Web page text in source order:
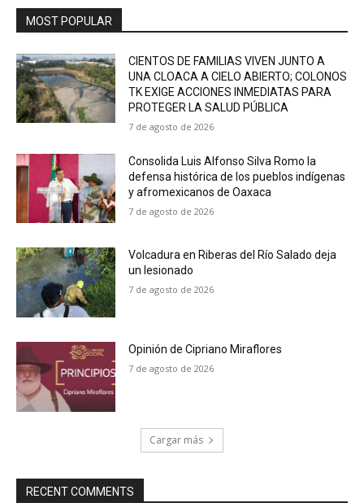
MOST POPULAR
CIENTOS DE FAMILIAS VIVEN JUNTO A
UNA CLOACA A CIELO ABIERTO; COLONOS
TK EXIGE ACCIONES INMEDIATAS PARA
PROTEGER LA SALUD PÚBLICA
7 de agosto de 2026
Consolida Luis Alfonso Silva Romo la
defensa histórica de los pueblos indígenas
y afromexicanos de Oaxaca
7 de agosto de 2026
Volcadura en Riberas del Río Salado deja
un lesionado
7 de agosto de 2026
Opinión de Cipriano Miraflores
7 de agosto de 2026
Cargar más
RECENT COMMENTS